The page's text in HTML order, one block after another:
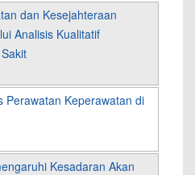
dan Kesejahteraan
Analisis Kualitatif
Perawatan Keperawatan di
Kesadaran Akan